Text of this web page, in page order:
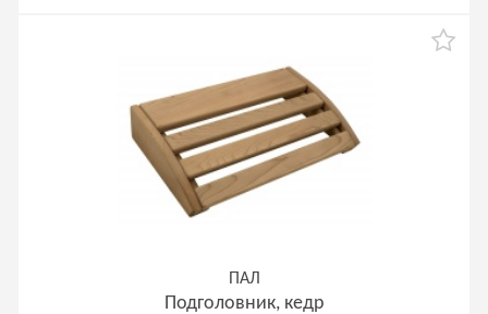
ПАЛ
Подголовник, кедр